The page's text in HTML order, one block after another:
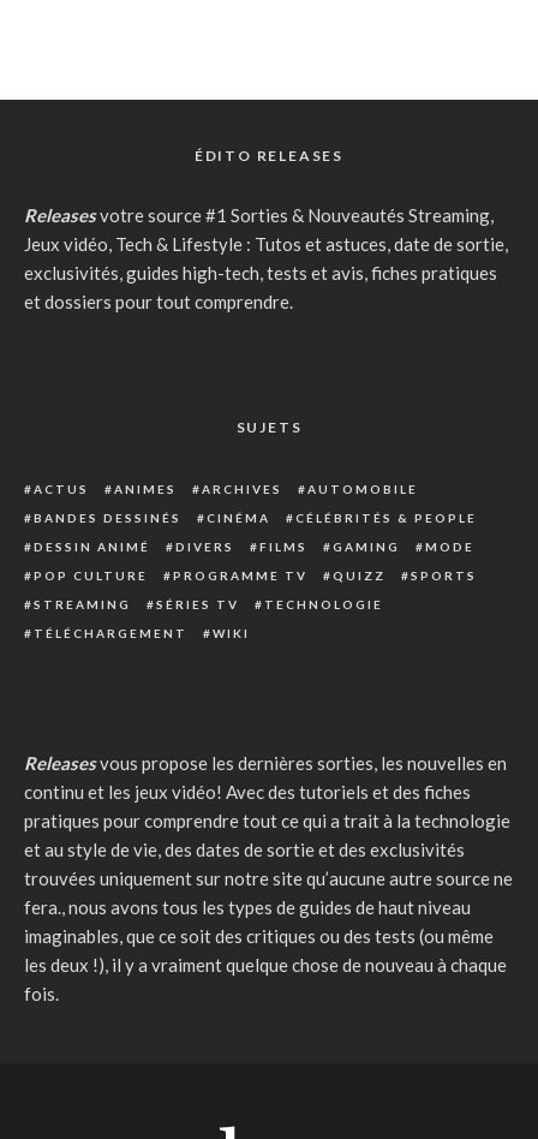
ÉDITO RELEASES
Releasesvotre source #1 Sorties & Nouveautés Streaming,
Jeux vidéo, Tech & Lifestyle : Tutos et astuces, date de sortie,
exclusivités, guides high-tech, tests et avis, fiches pratiques
et dossiers pour tout comprendre.
SUJETS
ACTUS ANIMES ARCHIVES
AUTOMOBILE
BANDES DESSINÉS
CINÉMA
CÉLÉBRITÉS & PEOPLE
DESSIN ANIMÉ
DIVERS FILMS GAMING
MODE
POP CULTURE
PROGRAMME TV QUIZZ
SPORTS
STREAMING
SÉRIES TV
TECHNOLOGIE
TÉLÉCHARGEMENT
WIKI
Releasesvous propose les dernières sorties, les nouvelles en
continu et les jeux vidéo! Avec des tutoriels et des fiches
pratiques pour comprendre tout ce qui a trait à la technologie
et au style de vie, des dates de sortie et des exclusivités
trouvées uniquement sur notre site qu’aucune autre source ne
fera., nous avons tous les types de guides de haut niveau
imaginables, que ce soit des critiques ou des tests (ou même
les deux !), il y a vraiment quelque chose de nouveau à chaque
fois.